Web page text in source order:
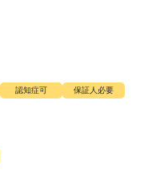
認知症可
保証人必要